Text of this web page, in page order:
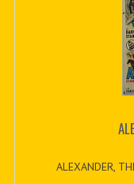
ALEXANDER,